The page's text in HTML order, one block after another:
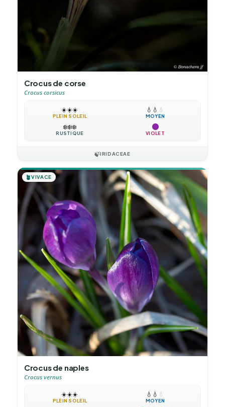
Crocus de corse
Crocus corsicus
☀️☀️☀️
PLEIN SOLEIL
💧 💧 💧
MOYEN
❄️❄️❄️
RUSTIQUE VIOLET
🍃IRIDACEAE
🪴VIVACE
Crocus de naples
Crocus vernus
☀️☀️☀️
PLEIN SOLEIL
💧 💧 💧
MOYEN